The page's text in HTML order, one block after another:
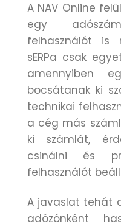
A NAV Online
egy
felhasználót is
sERPa csak
amennyiben
bocsátanak ki
technikai
a cég más
ki számlát,
csinálni és
felhasználót
A javaslat tehát
adózónként